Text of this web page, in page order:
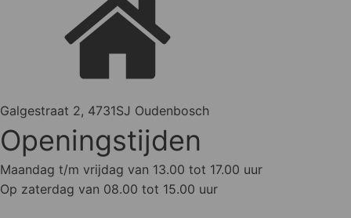
Galgestraat 2, 4731SJ Oudenbosch
Openingstijden
Maandag t/m vrijdag van 13.00 tot 17.00 uur
Op zaterdag van 08.00 tot 15.00 uur